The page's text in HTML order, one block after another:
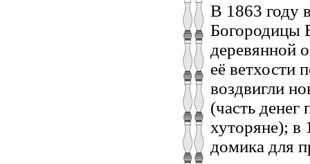
В 1863 году
Богородицы
деревянной
её ветхости
воздвигли
(часть денег
хуторяне); в
домика для